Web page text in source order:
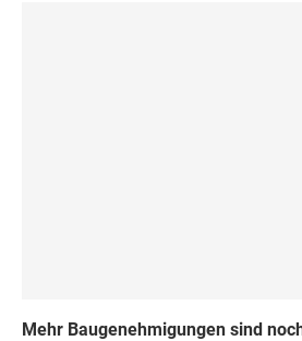
Mehr Baugenehmigungen sind